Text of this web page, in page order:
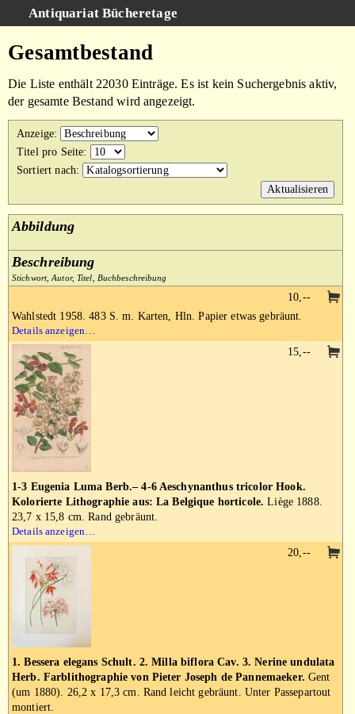
Antiquariat Bücheretage
Gesamtbestand
Warenkorb
AGB
Gesamtbestand
Die Liste enthält 22030 Einträge. Es ist kein Suchergebnis aktiv,
der gesamte Bestand wird angezeigt.
Anzeige:
Titel pro Seite:
Sortiert nach:
Abbildung
Beschreibung
Stichwort, Autor, Titel, Buchbeschreibung
Wahlstedt 1958. 483 S. m. Karten, Hln. Papier etwas gebräunt.
Details anzeigen…
10,--
1-3 Eugenia Luma Berb.– 4-6 Aeschynanthus tricolor Hook.
Kolorierte Lithographie aus: La Belgique horticole. Liège 1888.
23,7 x 15,8 cm. Rand gebräunt.
Details anzeigen…
15,--
1. Bessera elegans Schult. 2. Milla biflora Cav. 3. Nerine undulata
Herb. Farblithographie von Pieter Joseph de Pannemaeker. Gent
(um 1880). 26,2 x 17,3 cm. Rand leicht gebräunt. Unter Passepartout
montiert.
20,--